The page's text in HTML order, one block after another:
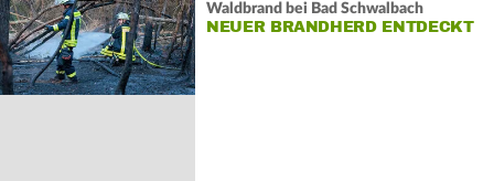
Waldbrand bei Bad Schwalbach
NEUER BRANDHERD ENTDECKT